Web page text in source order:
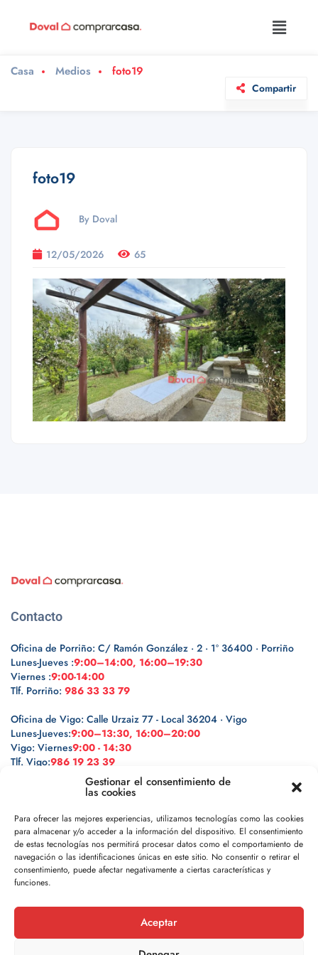
Gestionar el consentimiento de
las cookies
Para ofrecer las mejores experiencias, utilizamos tecnologías como las cookies
para almacenar y/o acceder a la información del dispositivo. El consentimiento
de estas tecnologías nos permitirá procesar datos como el comportamiento de
navegación o las identificaciones únicas en este sitio. No consentir o retirar el
consentimiento, puede afectar negativamente a ciertas características y
funciones.
Aceptar
Casa Medios foto19
Compartir
foto19
By Doval
12/05/2026 65
Contacto
Oficina de Porriño: C/ Ramón González · 2 · 1º 36400 · Porriño
Lunes-Jueves :9:00–14:00, 16:00–19:30
Viernes :9:00-14:00
Tlf. Porriño: 986 33 33 79
Oficina de Vigo: Calle Urzaiz 77 - Local 36204 · Vigo
Lunes-Jueves:9:00–13:30, 16:00–20:00
Vigo: Viernes9:00 - 14:30
Tlf. Vigo:986 19 23 39
Legal
Política de privacidad